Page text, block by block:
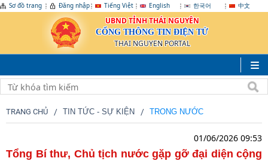
Sơ đồ trang Đăng nhập Tiếng Việt English 한국어 中文
UBND TỈNH THÁI NGUYÊN
CỔNG THÔNG TIN ĐIỆN TỬ
THAI NGUYEN PORTAL
TRANG CHỦ TIN TỨC - SỰ KIỆN TRONG NƯỚC
01/06/2026 09:53
Tổng Bí thư, Chủ tịch nước gặp gỡ đại diện cộng